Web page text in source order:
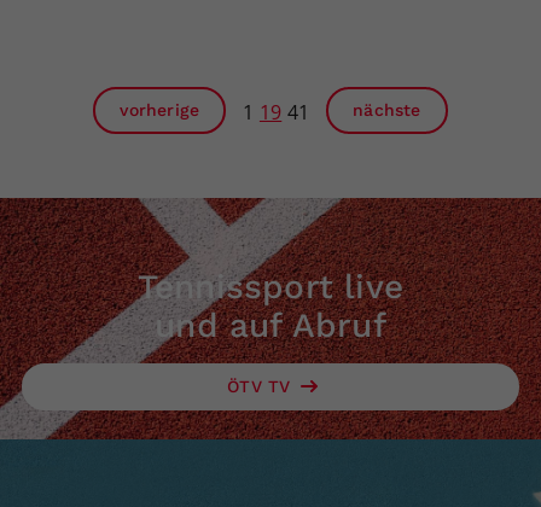
vorherige 1 19 41 nächste
Tennissport live
und auf Abruf
ÖTV TV